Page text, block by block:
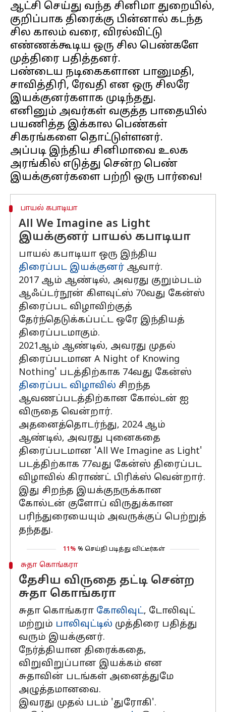
ஆட்சி செய்து வந்த சினிமா துறையில்,
குறிப்பாக திரைக்கு பின்னால் கடந்த
சில காலம் வரை, விரல்விட்டு
எண்ணக்கூடிய ஒரு சில பெண்களே
முத்திரை பதித்தனர்.
பண்டைய நடிகைகளான பானுமதி,
சாவித்திரி, ரேவதி என ஒரு சிலரே
இயக்குனர்களாக முடிந்தது.
எனினும் அவர்கள் வகுத்த பாதையில்
பயணித்த இக்கால பெண்கள்
சிகரங்களை தொட்டுள்ளனர்.
அப்படி இந்திய சினிமாவை உலக
அரங்கில் எடுத்து சென்ற பெண்
பாயல் கபாடியா
All We Imagine as Light
இயக்குனர் பாயல் கபாடியா
பாயல் கபாடியா ஒரு இந்திய
திரைப்பட இயக்குனர் ஆவார்.
2017 ஆம் ஆண்டில், அவரது குறும்படம்
ஆஃப்டர்நூன் கிளவுட்ஸ் 70வது கேன்ஸ்
திரைப்பட விழாவிற்குத்
தேர்ந்தெடுக்கப்பட்ட ஒரே இந்தியத்
திரைப்படமாகும்.
2021ஆம் ஆண்டில், அவரது முதல்
திரைப்படமான A Night of Knowing
Nothing' படத்திற்காக 74வது கேன்ஸ்
திரைப்பட விழாவில் சிறந்த
ஆவணப்படத்திற்கான கோல்டன் ஐ
விருதை வென்றார்.
அதனைத்தொடர்ந்து, 2024 ஆம்
ஆண்டில், அவரது புனைகதை
திரைப்படமான 'All We Imagine as Light'
படத்திற்காக 77வது கேன்ஸ் திரைப்பட
விழாவில் கிராண்ட் பிரிக்ஸ் வென்றார்.
இது சிறந்த இயக்குநருக்கான
கோல்டன் குளோப் விருதுக்கான
பரிந்துரையையும் அவருக்குப் பெற்றுத்
தந்தது.
11% % செய்தி படித்து விட்டீர்கள்
சுதா கொங்கரா
தேசிய விருதை தட்டி சென்ற
சுதா கொங்கரா
சுதா கொங்கரா கோலிவுட், டோலிவுட்
மற்றும் பாலிவுட்டில் முத்திரை பதித்து
வரும் இயக்குனர்.
நேர்த்தியான திரைக்கதை,
விறுவிறுப்பான இயக்கம் என
சுதாவின் படங்கள் அனைத்துமே
அழுத்தமானவை.
இவரது முதல் படம் 'துரோகி'.